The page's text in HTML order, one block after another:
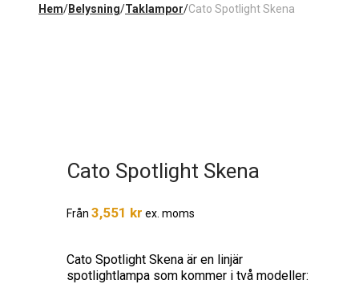
Hem/Belysning/Taklampor/Cato Spotlight Skena
Cato Spotlight Skena
Från 3,551 kr ex. moms
Cato Spotlight Skena är en linjär
spotlightlampa som kommer i två modeller: